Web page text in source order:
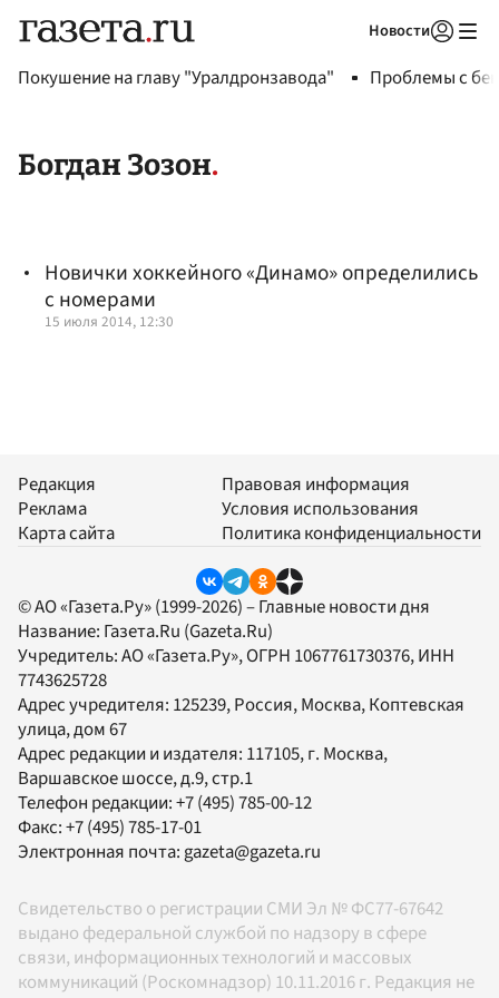
Новости
Покушение на главу "Уралдронзавода" Проблемы с
Богдан Зозон
Новички хоккейного «Динамо» определились
с номерами
15 июля 2014, 12:30
Редакция
Реклама
Карта сайта
Правовая информация
Условия использования
Политика конфиденциальности
© АО «Газета.Ру» (1999-2026) – Главные новости дня
Название: Газета.Ru (Gazeta.Ru)
Учредитель:АО «Газета.Ру», ОГРН 1067761730376, ИНН
7743625728
Адрес учредителя: 125239, Россия, Москва, Коптевская
улица, дом 67
Адрес редакции и издателя: 117105, г. Москва,
Варшавское шоссе, д.9, стр.1
Телефон редакции:+7 (495) 785-00-12
Факс:+7 (495) 785-17-01
Электронная почта:gazeta@gazeta.ru
Свидетельство о регистрации СМИ Эл № ФС77-67642
выдано федеральной службой по надзору в сфере
связи, информационных технологий и массовых
коммуникаций (Роскомнадзор) 10.11.2016 г. Редакция не